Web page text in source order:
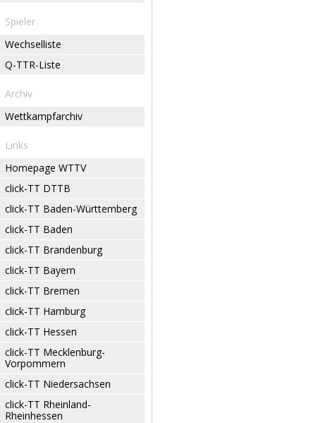
Spieler
Wechselliste
Q-TTR-Liste
Archiv
Wettkampfarchiv
Links
Homepage WTTV
click-TT DTTB
click-TT Baden-Württemberg
click-TT Baden
click-TT Brandenburg
click-TT Bayern
click-TT Bremen
click-TT Hamburg
click-TT Hessen
click-TT Mecklenburg-
Vorpommern
click-TT Niedersachsen
click-TT Rheinland-
Rheinhessen